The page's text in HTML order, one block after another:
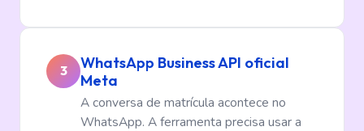
3
WhatsApp Business API oficial
Meta
A conversa de matrícula acontece no
WhatsApp. A ferramenta precisa usar a